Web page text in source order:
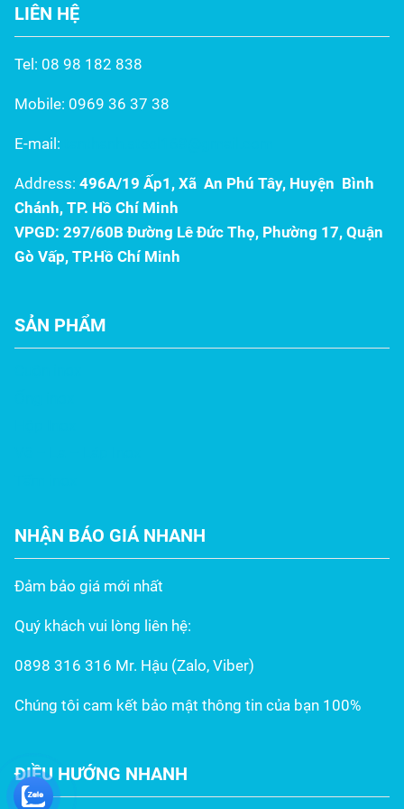
Trong đó, máng xối Inox
304 từ Inox Tấn Thành nổi
bật như một lựa chọn tối
chất lượng làm hỏng kết
LIÊN HỆ
Tel: 08 98 182 838
Mobile: 0969 36 37 38
E-mail:
Address: 496A/19 Ấp1, Xã An Phú Tây, Huyện Bình
Chánh, TP. Hồ Chí Minh
VPGD: 297/60B Đường Lê Đức Thọ, Phường 17, Quận
Gò Vấp, TP.Hồ Chí Minh
SẢN PHẨM
NHẬN BÁO GIÁ NHANH
Đảm bảo giá mới nhất
Quý khách vui lòng liên hệ:
0898 316 316 Mr. Hậu (Zalo, Viber)
Chúng tôi cam kết bảo mật thông tin của bạn 100%
ĐIỀU HƯỚNG NHANH